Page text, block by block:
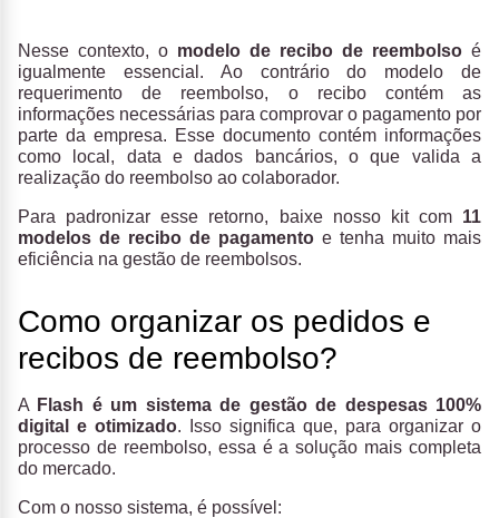
Nesse contexto, o modelo de recibo de reembolso é
igualmente essencial. Ao contrário do modelo de
requerimento de reembolso, o recibo contém as
informações necessárias para comprovar o pagamento por
parte da empresa. Esse documento contém informações
como local, data e dados bancários, o que valida a
realização do reembolso ao colaborador.
Para padronizar esse retorno, baixe nosso kit com 11
modelos de recibo de pagamento e tenha muito mais
eficiência na gestão de reembolsos.
Como organizar os pedidos e
recibos de reembolso?
A Flash é um sistema de gestão de despesas 100%
digital e otimizado. Isso significa que, para organizar o
processo de reembolso, essa é a solução mais completa
do mercado.
Com o nosso sistema, é possível: